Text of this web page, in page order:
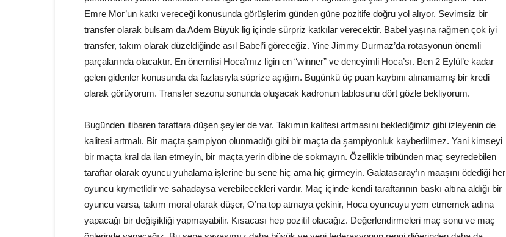
Emre Mor’un katkı vereceği konusunda görüşlerim günden güne pozitife doğru yol alıyor. Sevimsiz bir
transfer olarak bulsam da Adem Büyük lig içinde sürpriz katkılar verecektir. Babel yaşına rağmen çok iyi
transfer, takım olarak düzeldiğinde asıl Babel’i göreceğiz. Yine Jimmy Durmaz’da rotasyonun önemli
parçalarında olacaktır. En önemlisi Hoca’mız ligin en “winner” ve deneyimli Hoca’sı. Ben 2 Eylül’e kadar
gelen gidenler konusunda da fazlasıyla süprize açığım. Bugünkü üç puan kaybını alınamamış bir kredi
olarak görüyorum. Transfer sezonu sonunda oluşacak kadronun tablosunu dört gözle bekliyorum.
Bugünden itibaren taraftara düşen şeyler de var. Takımın kalitesi artmasını beklediğimiz gibi izleyenin de
kalitesi artmalı. Bir maçta şampiyon olunmadığı gibi bir maçta da şampiyonluk kaybedilmez. Yani kimseyi
bir maçta kral da ilan etmeyin, bir maçta yerin dibine de sokmayın. Özellikle tribünden maç seyredebilen
taraftar olarak oyuncu yuhalama işlerine bu sene hiç ama hiç girmeyin. Galatasaray’ın maaşını ödediği her
oyuncu kıymetlidir ve sahadaysa verebilecekleri vardır. Maç içinde kendi taraftarının baskı altına aldığı bir
oyuncu varsa, takım moral olarak düşer, O’na top atmaya çekinir, Hoca oyuncuyu yem etmemek adına
yapacağı bir değişikliği yapmayabilir. Kısacası hep pozitif olacağız. Değerlendirmeleri maç sonu ve maç